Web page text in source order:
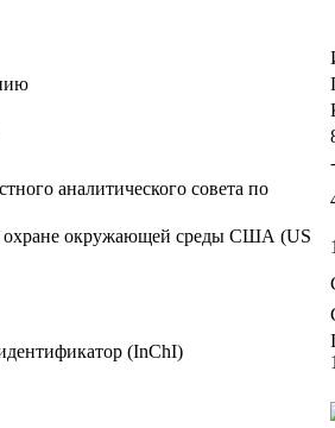
-
аналитического совета по
охране окружающей среды США (US
(InChI)